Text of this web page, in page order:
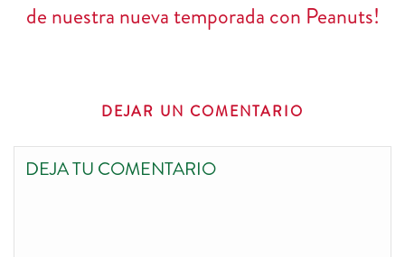
de nuestra nueva temporada con Peanuts!
DEJAR UN COMENTARIO